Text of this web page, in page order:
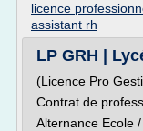
licence
assistant rh
LP GRH |
(Licence Pro
Contrat de
Alternance Ecole